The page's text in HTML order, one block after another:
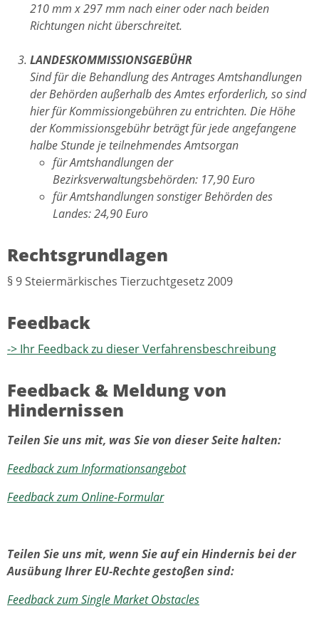
210 mm x 297 mm nach einer oder nach beiden
Richtungen nicht überschreitet.
LANDESKOMMISSIONSGEBÜHR
Sind für die Behandlung des Antrages Amtshandlungen
der Behörden außerhalb des Amtes erforderlich, so sind
hier für Kommissiongebühren zu entrichten. Die Höhe
der Kommissionsgebühr beträgt für jede angefangene
halbe Stunde je teilnehmendes Amtsorgan
für Amtshandlungen der
Bezirksverwaltungsbehörden: 17,90 Euro
für Amtshandlungen sonstiger Behörden des
Landes: 24,90 Euro
Rechtsgrundlagen
§ 9Steiermärkisches Tierzuchtgesetz 2009
Feedback
-> Ihr Feedback zu dieser Verfahrensbeschreibung
Feedback & Meldung von
Hindernissen
Teilen Sie uns mit, was Sie von dieser Seite halten:
Feedback zum Informationsangebot
Feedback zum Online-Formular
Teilen Sie uns mit, wenn Sie auf ein Hindernis bei der
Ausübung Ihrer EU-Rechte gestoßen sind:
Feedback zum Single Market Obstacles